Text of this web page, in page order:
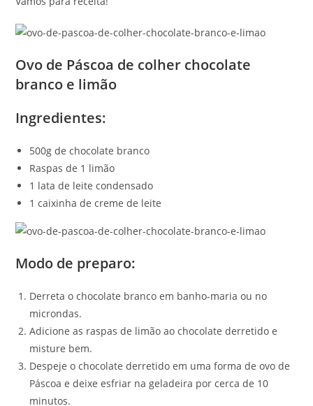
Ovo de Páscoa de colher chocolate
branco e limão
Ingredientes:
500g de chocolate branco
Raspas de 1 limão
1 lata de leite condensado
1 caixinha de creme de leite
Modo de preparo:
Derreta o chocolate branco em banho-maria ou no
microndas.
Adicione as raspas de limão ao chocolate derretido e
misture bem.
Despeje o chocolate derretido em uma forma de ovo de
Páscoa e deixe esfriar na geladeira por cerca de 10
minutos.